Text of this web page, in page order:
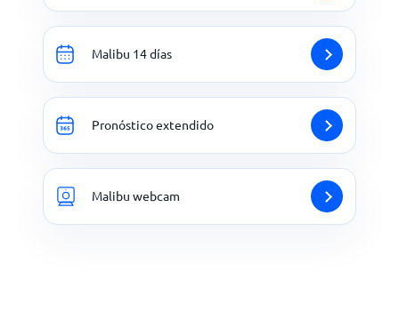
Malibu 14 días
Pronóstico extendido
Malibu webcam